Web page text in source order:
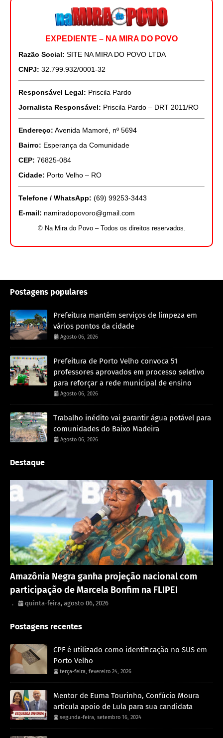
EXPEDIENTE – NA MIRA DO POVO
Razão Social: SITE NA MIRA DO POVO LTDA
CNPJ: 32.799.932/0001-32
Responsável Legal: Priscila Pardo
Jornalista Responsável: Priscila Pardo – DRT 2011/RO
Endereço: Avenida Mamoré, nº 5694
Bairro: Esperança da Comunidade
CEP: 76825-084
Cidade: Porto Velho – RO
Telefone / WhatsApp: (69) 99253-3443
E-mail: namiradopovoro@gmail.com
© Na Mira do Povo – Todos os direitos reservados.
Postagens populares
Prefeitura mantém serviços de limpeza em
vários pontos da cidade
Agosto 06, 2026
Prefeitura de Porto Velho convoca 51
professores aprovados em processo seletivo
para reforçar a rede municipal de ensino
Agosto 06, 2026
Trabalho inédito vai garantir água potável para
comunidades do Baixo Madeira
Agosto 06, 2026
Destaque
Amazônia Negra ganha projeção nacional com
participação de Marcela Bonfim na FLIPEI
. quinta-feira, agosto 06, 2026
Postagens recentes
CPF é utilizado como identificação no SUS em
Porto Velho
terça-feira, fevereiro 24, 2026
Mentor de Euma Tourinho, Confúcio Moura
articula apoio de Lula para sua candidata
segunda-feira, setembro 16, 2024